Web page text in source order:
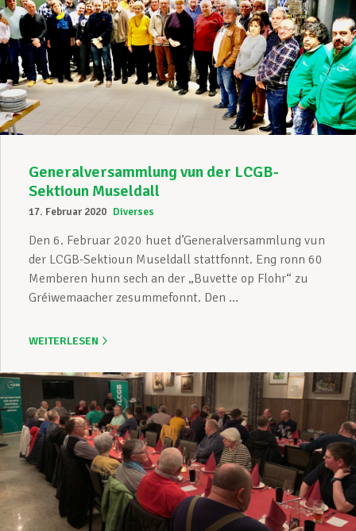
Generalversammlung vun der LCGB-
Sektioun Museldall
17. Februar 2020 Diverses
Den 6. Februar 2020 huet d’Generalversammlung vun
der LCGB-Sektioun Museldall stattfonnt. Eng ronn 60
Memberen hunn sech an der „Buvette op Flohr“ zu
Gréiwemaacher zesummefonnt. Den ...
WEITERLESEN